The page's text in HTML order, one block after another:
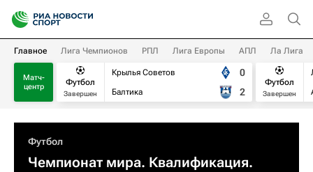
Главное Лига Чемпионов РПЛ Лига Европы АПЛ Ла Лига
Матч-
центр
Футбол
Завершен
Крылья Советов
Балтика
0
2
Футбол
Завершен
Футбол
Чемпионат мира. Квалификация.